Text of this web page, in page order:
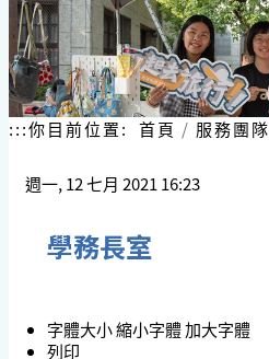
:::你目前位置: 首頁 服務團隊
週一, 12 七月 2021 16:23
學務長室
字體大小縮小字體加大字體
列印